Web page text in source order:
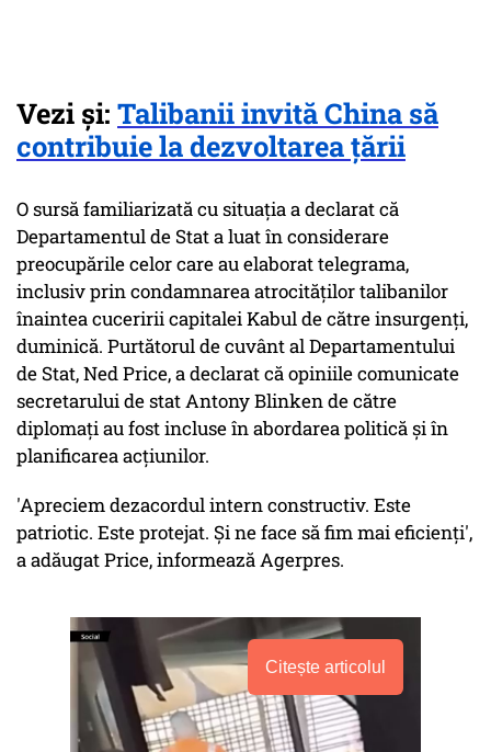
Vezi și: Talibanii invită China să
contribuie la dezvoltarea ţării
O sursă familiarizată cu situaţia a declarat că
Departamentul de Stat a luat în considerare
preocupările celor care au elaborat telegrama,
inclusiv prin condamnarea atrocităţilor talibanilor
înaintea cuceririi capitalei Kabul de către insurgenţi,
duminică. Purtătorul de cuvânt al Departamentului
de Stat, Ned Price, a declarat că opiniile comunicate
secretarului de stat Antony Blinken de către
diplomaţi au fost incluse în abordarea politică şi în
planificarea acţiunilor.
'Apreciem dezacordul intern constructiv. Este
patriotic. Este protejat. Şi ne face să fim mai eficienţi',
a adăugat Price, informează Agerpres.
Citește articolul